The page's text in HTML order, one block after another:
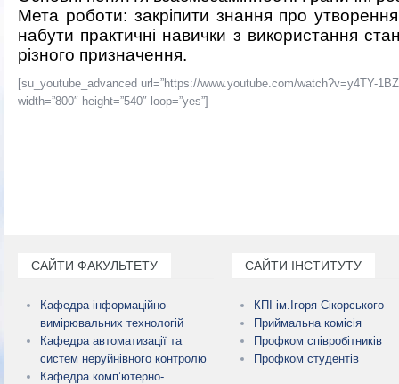
Мета роботи: закріпити знання про
набути практичні навички з використання
різного призначення.
[su_youtube_advanced url=”https://www.youtube.com/watch?v=y4TY-
width=”800″ height=”540″ loop=”yes”]
САЙТИ ФАКУЛЬТЕТУ
Кафедра інформаційно-
вимірювальних технологій
Кафедра автоматизації та
систем неруйнівного контролю
Кафедра комп’ютерно-
САЙТИ ІНСТИТУТУ
КПІ ім.Ігоря Сікорського
Приймальна комісія
Профком співробітників
Профком студентів